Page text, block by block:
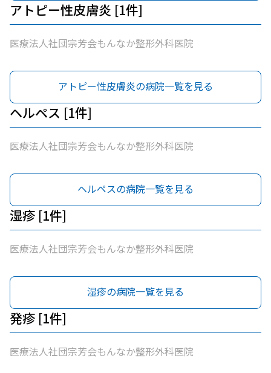
アトピー性皮膚炎 [1件]
医療法人社団宗芳会もんなか整形外科医院
アトピー性皮膚炎の病院一覧を見る
ヘルペス [1件]
医療法人社団宗芳会もんなか整形外科医院
ヘルペスの病院一覧を見る
湿疹 [1件]
医療法人社団宗芳会もんなか整形外科医院
湿疹の病院一覧を見る
発疹 [1件]
医療法人社団宗芳会もんなか整形外科医院